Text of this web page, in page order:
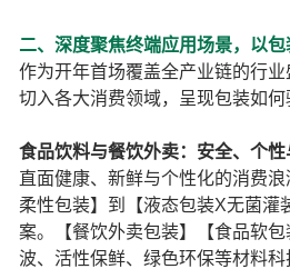
二、深度聚焦终端应用场景，以
作为开年首场覆盖全产业链的行
切入各大消费领域，呈现包装如何
食品饮料与餐饮外卖：安全、个
直面健康、新鲜与个性化的消费
柔性包装】到【液态包装X无菌灌
案。【餐饮外卖包装】【食品软
波、活性保鲜、绿色环保等材料